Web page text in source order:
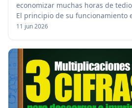
economizar muchas horas de
El principio de su funcionamiento
máquina de la lavadora. [caption
11 jun 2026